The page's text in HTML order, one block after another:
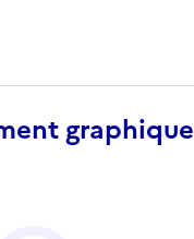
graphique